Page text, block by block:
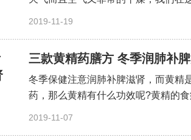
2019-11-19
三款黄精药膳方 冬季润肺补
冬季保健注意润肺补脾滋肾，而黄精
药，那么黄精有什么功效呢?黄精的
2019-11-07